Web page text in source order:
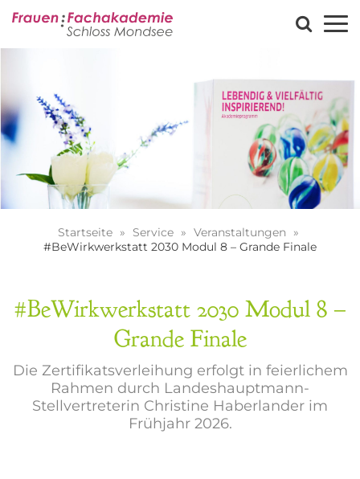
Startseite Service
Veranstaltungen
#BeWirkwerkstatt 2030 Modul 8 – Grande Finale
#BeWirkwerkstatt 2030 Modul 8 –
Grande Finale
Die Zertifikatsverleihung erfolgt in feierlichem
Rahmen durch Landeshauptmann-
Stellvertreterin Christine Haberlander im
Frühjahr 2026.